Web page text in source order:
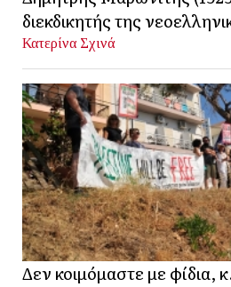
διεκδικητής της
Κατερίνα Σχινά
Δεν κοιμόμαστε με φίδια,